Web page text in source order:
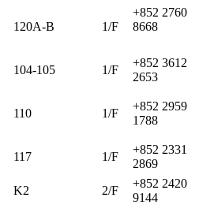
120A-B 1/F
+852 2760
8668
104-105 1/F
+852 3612
2653
110 1/F
+852 2959
1788
117 1/F
+852 2331
2869
K2 2/F
+852 2420
9144